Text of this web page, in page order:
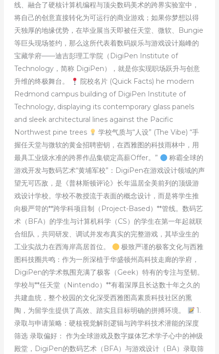
线、融合了硬核计算机编程与顶尖数码美术的跨界实验室中，
将自己的创意直接转化为可运行的商业游戏；如果你梦想以得
天独厚的地缘优势，在毕业展当天即被任天堂、微软、Bungie
等巨头现场签约，那么这所代表着数码娱乐与游戏设计巅峰的
宝藏学府——迪吉彭理工学院（DigiPen Institute of
Technology，简称 DigiPen），就是你实现职场跃升与创意
升维的终极舞台。
院校名片 (Quick Facts) he modern
Redmond campus building of DigiPen Institute of
Technology, displaying its contemporary glass panels
and sleek architectural lines against the Pacific
Northwest pine trees
学校气质与“人设” (The Vibe) “手
握任天堂与微软的黄金招聘密钥，在西雅图的科技雨林中，用
最具工业级水准的跨界作品集锁定高薪Offer。”
称霸全球的
游戏开发与数码艺术“黄埔军校”：DigiPen在游戏设计领域的声
望无可匹敌，是《普林斯顿评论》长年温居全美前列的顶级游
戏设计学校。学校不教授流于表面的概念设计，而是将学生推
向极严苛的**跨学科项目制（Project-Based）**管线。数码艺
术（BFA）的学生与计算机科学（CS）的学生在第一年起就联
合组队，共同研发、调试并发布真实的完整游戏，其毕业生的
工业实战力在西海岸高居首位。
极致严谨的极客文化与西雅
图科技圈共鸣：作为一所深植于华盛顿州高科技走廊的学府，
DigiPen的学术氛围充满了极客（Geek）特有的专注与坚韧。
学校与**任天堂（Nintendo）**有着深厚且长达数十年之久的
共建血统，整个校园的文化深受西雅图高素质科技社区的熏
陶，为留学生提供了高效、踏实且目标明确的拼搏环境。
1.
录取与申请策略：硬核视觉解剖逻辑与跨学科技术潜能的深度
筛选 录取偏好： 作为全球游戏及数字媒体艺术学子心中的神级
殿堂，DigiPen的数码艺术（BFA）与游戏设计（BA）录取筛